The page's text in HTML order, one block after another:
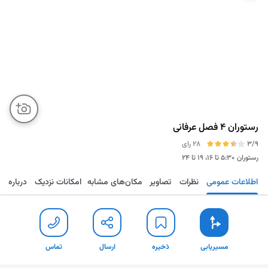
رستوران ۴ فصل عرفانی
3/9
28 رای
رستوران ۵:۳۰ تا ۱۶، ۱۹ تا ۲۴
مسیریابی ذخیره ارسال تماس اطلاعات عمومی نظرات تصاویر مکان‌های مشابه امکانات نزدیک درباره
مسیریابی ذخیره ارسال تماس